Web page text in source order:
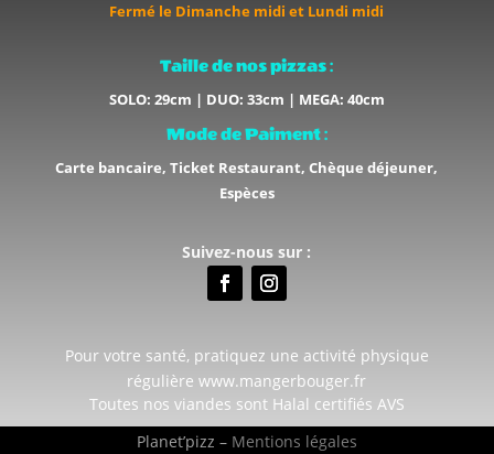
Fermé le Dimanche midi et Lundi midi
Taille de nos pizzas :
SOLO: 29cm | DUO: 33cm | MEGA: 40cm
Mode de Paiment :
Carte bancaire, Ticket Restaurant, Chèque déjeuner,
Espèces
Suivez-nous sur :
Pour votre santé, pratiquez une activité physique
régulière www.mangerbouger.fr
Toutes nos viandes sont Halal certifiés AVS
Planet’pizz – Mentions légales